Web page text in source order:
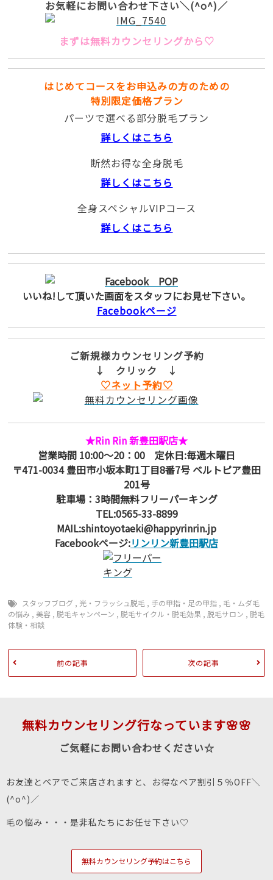
お気軽にお問い合わせ下さい＼(^o^)／
まずは無料カウンセリングから♡
はじめてコースをお申込みの方のための
特別限定価格プラン
パーツで選べる部分脱毛プラン
詳しくはこちら
断然お得な全身脱毛
詳しくはこちら
全身スペシャルVIPコース
詳しくはこちら
いいね!して頂いた画面をスタッフにお見せ下さい。
Facebookページ
ご新規様カウンセリング予約
↓ クリック ↓
♡ネット予約♡
★Rin Rin 新豊田駅店★
営業時間 10:00～20：00 定休日:毎週木曜日
〒471-0034 豊田市小坂本町1丁目8番7号 ベルトピア豊田
201号
駐車場：3時間無料フリーパーキング
TEL:0565-33-8899
MAIL:shintoyotaeki@happyrinrin.jp
Facebookページ:リンリン新豊田駅店
スタッフブログ , 光・フラッシュ脱毛 , 手の甲指・足の甲指 , 毛・ムダ毛
の悩み ,美容 ,脱毛キャンペーン ,脱毛サイクル・脱毛効果 ,脱毛サロン ,脱毛
体験・相談
前の記事 次の記事
無料カウンセリング行なっています🌸🌸
ご気軽にお問い合わせください☆
お友達とペアでご来店されますと、お得なペア割引５％OFF＼
(^o^)／
毛の悩み・・・是非私たちにお任せ下さい♡
無料カウンセリング予約はこちら